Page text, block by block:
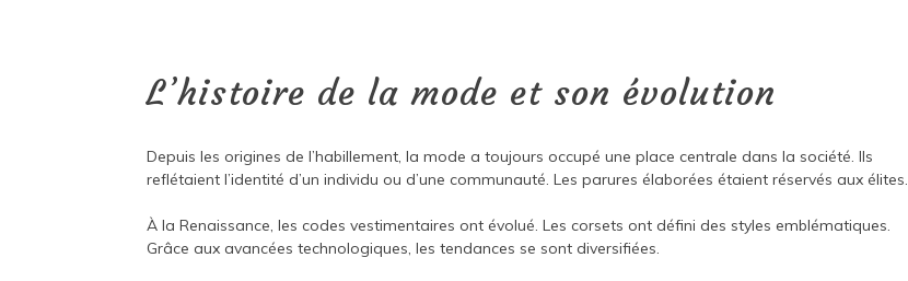
L’histoire de la mode et son évolution
Depuis les origines de l’habillement, la mode a toujours occupé une place centrale dans la société. Ils
reflétaient l’identité d’un individu ou d’une communauté. Les parures élaborées étaient réservés aux élites.
À la Renaissance, les codes vestimentaires ont évolué. Les corsets ont défini des styles emblématiques.
Grâce aux avancées technologiques, les tendances se sont diversifiées.